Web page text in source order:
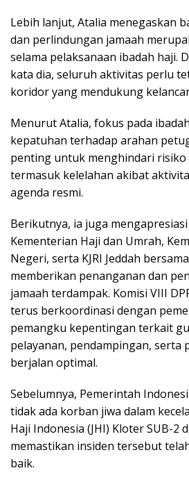
Lebih lanjut, Atalia menegaskan
dan perlindungan jamaah
selama pelaksanaan ibadah haji.
kata dia, seluruh aktivitas perlu
koridor yang mendukung
Menurut Atalia, fokus pada
kepatuhan terhadap arahan
penting untuk menghindari risiko
termasuk kelelahan akibat
agenda resmi.
Berikutnya, ia juga
Kementerian Haji dan Umrah,
Negeri, serta KJRI Jeddah
memberikan penanganan dan
jamaah terdampak. Komisi VIII
terus berkoordinasi dengan
pemangku kepentingan terkait
pelayanan, pendampingan, serta
berjalan optimal.
Sebelumnya, Pemerintah
tidak ada korban jiwa dalam
Haji Indonesia (JHI) Kloter SUB-2
memastikan insiden tersebut
baik.